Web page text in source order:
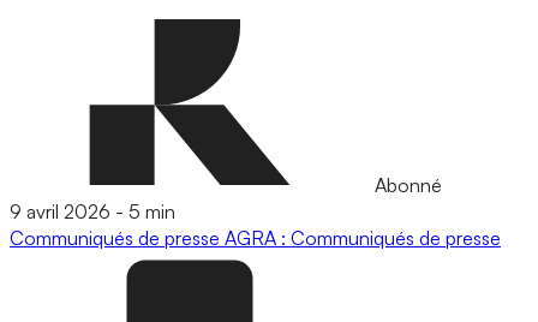
Abonné
9 avril 2026 - 5 min
Communiqués de presse AGRA : Communiqués de presse